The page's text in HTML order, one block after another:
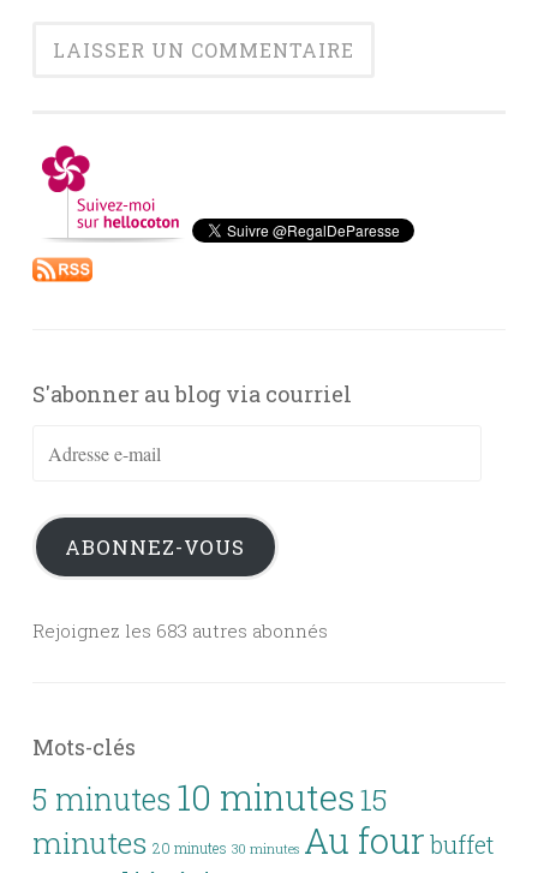
S'abonner au blog via courriel
Adresse
mail
ABONNEZ-VOUS
Rejoignez les 683 autres abonnés
Mots-clés
5 minutes 10 minutes15
minutes 20 minutes 30 minutes Au fourbuffet